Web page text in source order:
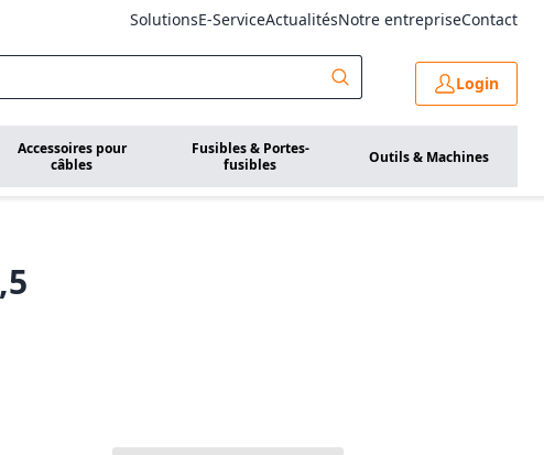
SolutionsE-ServiceActualitésNotre entrepriseContact
Login
Accessoires pour
câbles
Fusibles & Portes-
fusibles
Outils & Machines